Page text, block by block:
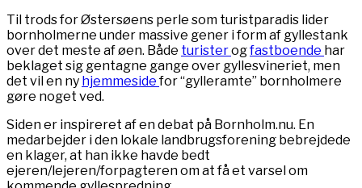
Til trods for Østersøens perle som turistparadis lider
bornholmerne under massive gener i form af gyllestank
over det meste af øen. Både turisterogfastboende har
beklaget sig gentagne gange over gyllesvineriet, men
det vil en ny hjemmesidefor “gylleramte” bornholmere
gøre noget ved.
Siden er inspireret af en debat på Bornholm.nu. En
medarbejder i den lokale landbrugsforening bebrejdede
en klager, at han ikke havde bedt
ejeren/lejeren/forpagteren om at få et varsel om